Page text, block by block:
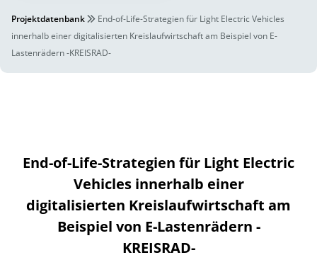
Projektdatenbank
End-of-Life-Strategien für Light Electric Vehicles
innerhalb einer digitalisierten Kreislaufwirtschaft am Beispiel von E-
Lastenrädern -KREISRAD-
End-of-Life-Strategien für Light Electric
Vehicles innerhalb einer
digitalisierten Kreislaufwirtschaft am
Beispiel von E-Lastenrädern -
KREISRAD-